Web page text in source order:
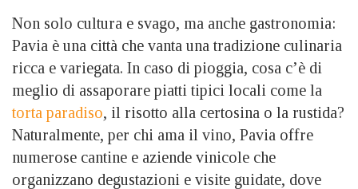
Non solo cultura e svago, ma anche gastronomia:
Pavia è una città che vanta una tradizione culinaria
ricca e variegata. In caso di pioggia, cosa c’è di
meglio di assaporare piatti tipici locali come la
torta paradiso, il risotto alla certosina o la rustida?
Naturalmente, per chi ama il vino, Pavia offre
numerose cantine e aziende vinicole che
organizzano degustazioni e visite guidate, dove